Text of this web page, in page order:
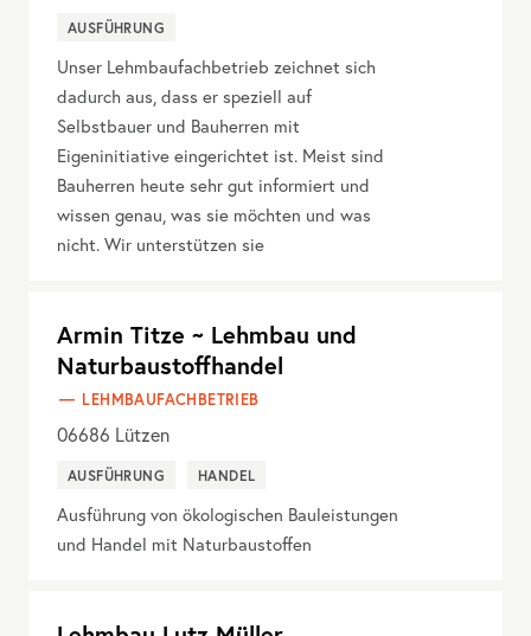
AUSFÜHRUNG
Unser Lehmbaufachbetrieb zeichnet sich
dadurch aus, dass er speziell auf
Selbstbauer und Bauherren mit
Eigeninitiative eingerichtet ist. Meist sind
Bauherren heute sehr gut informiert und
wissen genau, was sie möchten und was
nicht. Wir unterstützen sie
Armin Titze ~ Lehmbau und
Naturbaustoffhandel
LEHMBAUFACHBETRIEB
06686 Lützen
AUSFÜHRUNG HANDEL
Ausführung von ökologischen Bauleistungen
und Handel mit Naturbaustoffen